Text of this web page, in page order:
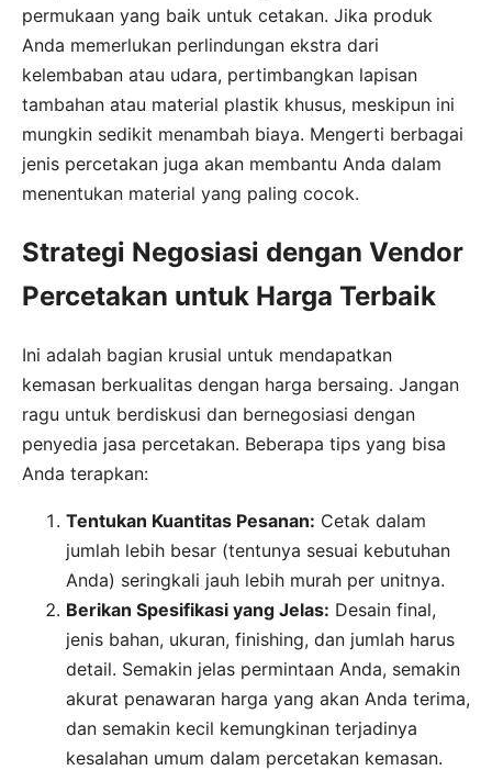
permukaan yang baik untuk cetakan. Jika produk
Anda memerlukan perlindungan ekstra dari
kelembaban atau udara, pertimbangkan lapisan
tambahan atau material plastik khusus, meskipun ini
mungkin sedikit menambah biaya. Mengerti berbagai
jenis percetakan juga akan membantu Anda dalam
menentukan material yang paling cocok.
Strategi Negosiasi dengan Vendor
Percetakan untuk Harga Terbaik
Ini adalah bagian krusial untuk mendapatkan
kemasan berkualitas dengan harga bersaing. Jangan
ragu untuk berdiskusi dan bernegosiasi dengan
penyedia jasa percetakan. Beberapa tips yang bisa
Anda terapkan:
Tentukan Kuantitas Pesanan: Cetak dalam
jumlah lebih besar (tentunya sesuai kebutuhan
Anda) seringkali jauh lebih murah per unitnya.
Berikan Spesifikasi yang Jelas: Desain final,
jenis bahan, ukuran, finishing, dan jumlah harus
detail. Semakin jelas permintaan Anda, semakin
akurat penawaran harga yang akan Anda terima,
dan semakin kecil kemungkinan terjadinya
kesalahan umum dalam percetakan kemasan.